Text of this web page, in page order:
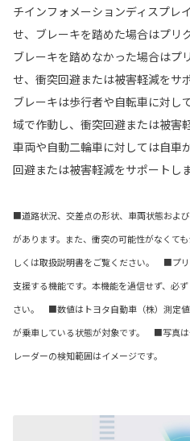
チインフォメーションディスプレ
せ、ブレーキを踏めた場合はプリ
ブレーキを踏めなかった場合はプ
せ、衝突回避または被害軽減をサ
ブレーキは歩行者や自転車に対
域で作動し、衝突回避または被害
車両や自動二輪車に対しては自
回避または被害軽減をサポートしま
■道路状況、交差点の形状、車両状態およ
があります。また、衝突の可能性がなくて
しくは取扱説明書をご覧ください。 ■プ
支援する機能です。本機能を過信せず、必
さい。 ■数値はトヨタ自動車（株）測定
が乗車している状態が対象です。 ■写真
レーダーの検知範囲はイメージです。